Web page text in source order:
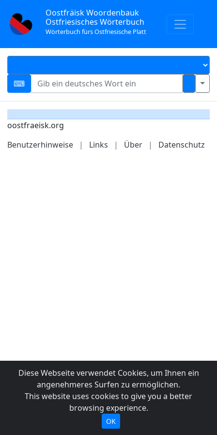
Oostfräisk Woordenbauk
Ostfriesisches Wörterbuch
Wörterbuch fürs Ostfriesische Platt
oostfraeisk.org
Benutzerhinweise
| Links | Über | Datenschutz
Diese Webseite verwendet Cookies, um Ihnen ein
angenehmeres Surfen zu ermöglichen.
This website uses cookies to give you a better
browsing experience.
OK